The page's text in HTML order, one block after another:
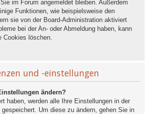
im Forum angemeldet bleiben. Außerdem
Funktionen, wie beispielsweise den
sie von der Board-Administration aktiviert
bei der An- oder Abmeldung haben, kann
Cookies löschen.
und -einstellungen
ändern?
haben, werden alle Ihre Einstellungen in der
gespeichert. Um diese zu ändern, gehen Sie in